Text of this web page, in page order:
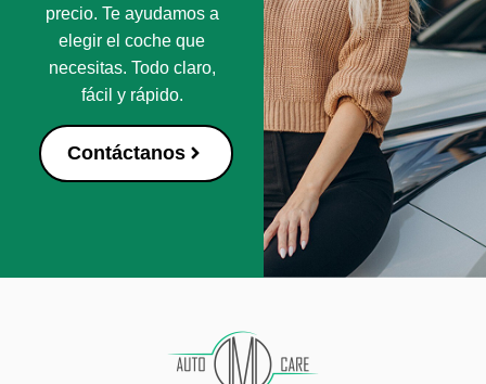
precio. Te ayudamos a
elegir el coche que
necesitas. Todo claro,
fácil y rápido.
Contáctanos